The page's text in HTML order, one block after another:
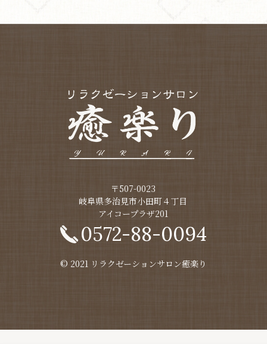
〒507-0023
​​​​​​​岐阜県多治見市小田町４丁目
アイコープラザ201
0572-88-0094
© 2021 リラクゼーションサロン癒楽り